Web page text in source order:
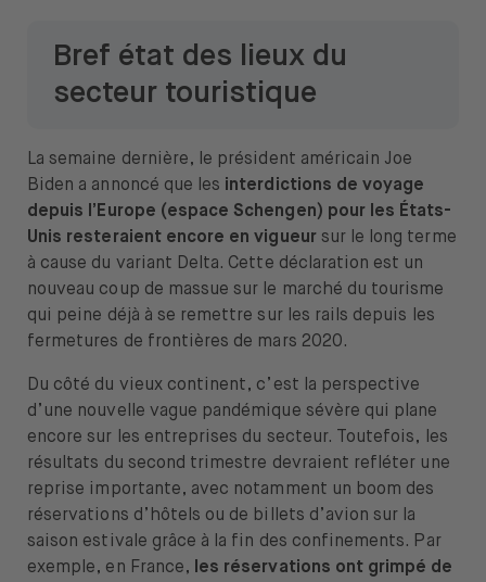
FR
Ouvrir le menu de changement de langue
Bref état des lieux du
secteur touristique
La semaine dernière, le président américain Joe
Biden a annoncé que les interdictions de voyage
depuis l’Europe (espace Schengen) pour les États-
Unis resteraient encore en vigueursur le long terme
à cause du variant Delta. Cette déclaration est un
nouveau coup de massue sur le marché du tourisme
qui peine déjà à se remettre sur les rails depuis les
fermetures de frontières de mars 2020.
Du côté du vieux continent, c’est la perspective
d’une nouvelle vague pandémique sévère qui plane
encore sur les entreprises du secteur. Toutefois, les
résultats du second trimestre devraient refléter une
reprise importante, avec notamment un boom des
réservations d’hôtels ou de billets d’avion sur la
saison estivale grâce à la fin des confinements. Par
exemple, en France, les réservations ont grimpé de